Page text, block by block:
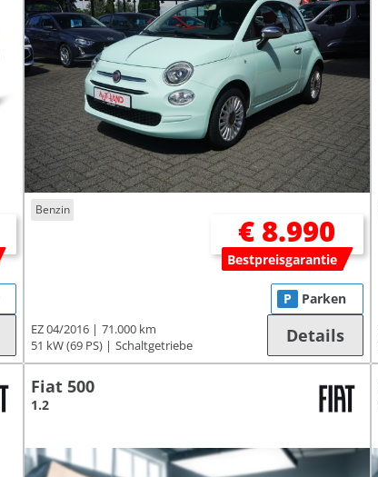
Benzin
€ 8.990
Bestpreisgarantie
EZ 04/2016
71.000 km
51 kW (69 PS)
Schaltgetriebe
P Parken
Details
Fiat 500
1.2